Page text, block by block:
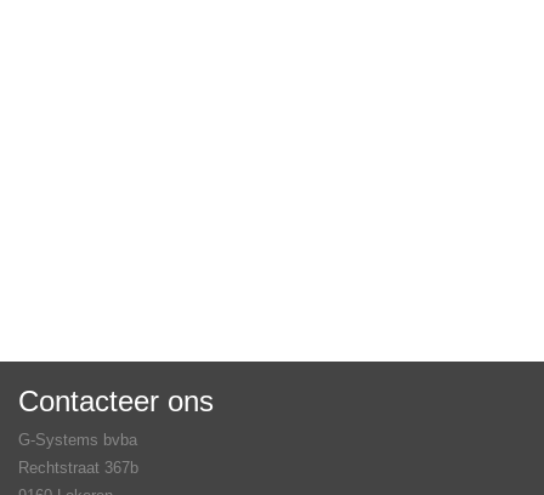
Contacteer ons
G-Systems bvba
Rechtstraat 367b